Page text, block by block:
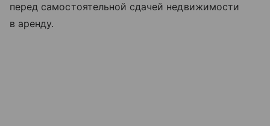
перед самостоятельной сдачей недвижимости
в аренду.